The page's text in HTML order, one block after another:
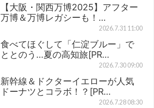
【大阪・関西万博2025】アフター
万博＆万博レガシーも！…
2026.7.31 11:00
食べてほぐして「仁淀ブルー」で
ととのう…夏の高知旅[PR…
2026.7.30 09:00
新幹線＆ドクターイエローが人気
ドーナツとコラボ！？[PR…
2026.7.28 08:30